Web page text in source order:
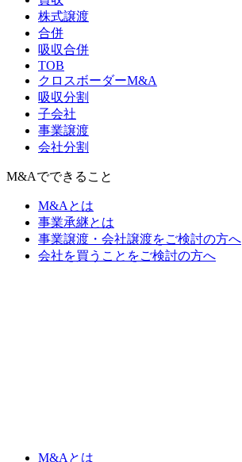
株式譲渡
合併
吸収合併
TOB
クロスボーダーM&A
吸収分割
子会社
事業譲渡
会社分割
M&Aでできること
M&Aとは
事業承継とは
事業譲渡・会社譲渡をご検討の方へ
会社を買うことをご検討の方へ
M&Aとは